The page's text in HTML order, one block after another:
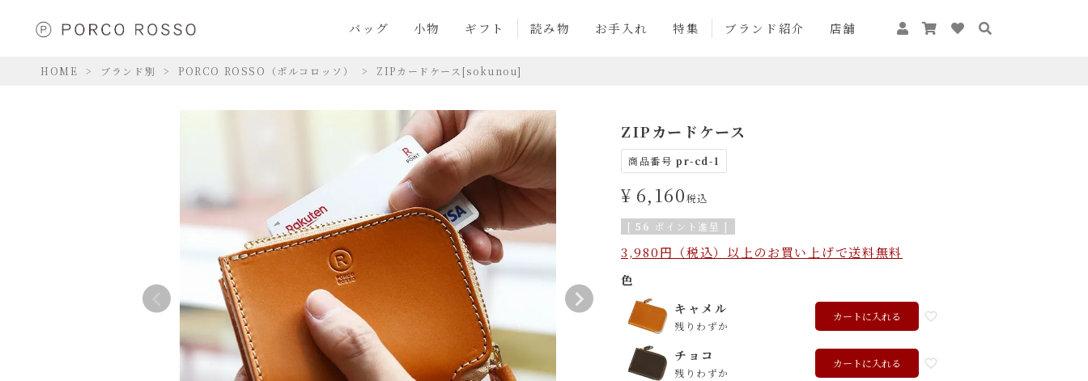
バッグ 小物 ギフト 読み物 お手入れ 特集 ブランド紹介 店舗
HOME ブランド別 PORCO ROSSO（ポルコロッソ） ZIPカードケース[sokunou]
ZIPカードケース
商品番号 pr-cd-1
¥ 6,160税込
[ 56 ポイント進呈 ]
3,980円（税込）以上のお買い上げで送料無料
色
キャメル
残りわずか
カートに入れる
チョコ
残りわずか
カートに入れる